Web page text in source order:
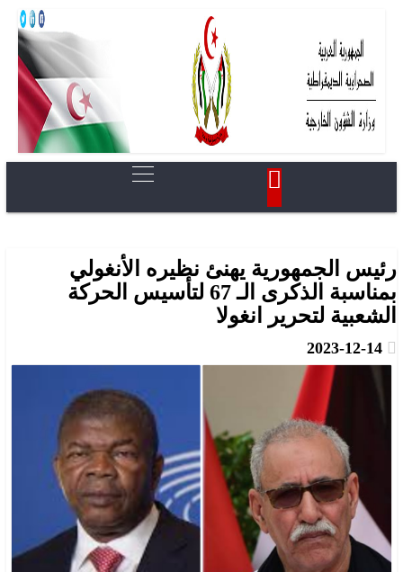
رئيس الجمهورية يهنئ نظيره الأنغولي
بمناسبة الذكرى الـ 67 لتأسيس الحركة
الشعبية لتحرير انغولا